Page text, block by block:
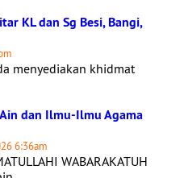
KL dan Sg Besi, Bangi,
menyediakan khidmat
dan Ilmu-Ilmu Agama
6:36am
WABARAKATUH